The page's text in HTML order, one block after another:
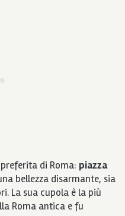
di Roma: piazza
bellezza disarmante, sia
La sua cupola è la più
Roma antica e fu